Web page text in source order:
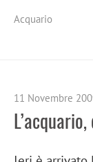
Acquario
11 Novembre